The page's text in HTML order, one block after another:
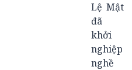
Lệ Mật
đã
khởi
nghiệp
nghề